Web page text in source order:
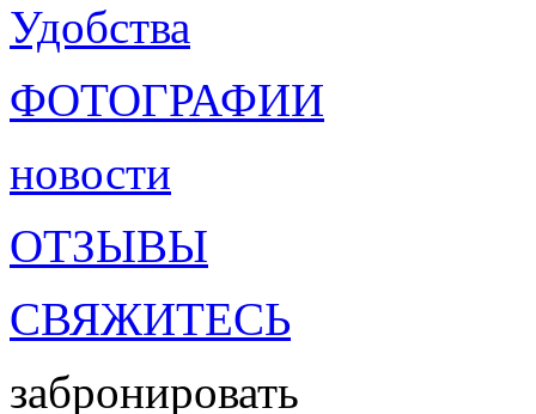
Удобства
ФОТОГРАФИИ
новости
ОТЗЫВЫ
СВЯЖИТЕСЬ
забронировать